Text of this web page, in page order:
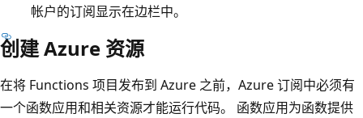
帐户的订阅显示在边栏中。
创建 Azure 资源
在将 Functions 项目发布到 Azure 之前，Azure 订阅中必须有
一个函数应用和相关资源才能运行代码。 函数应用为函数提供